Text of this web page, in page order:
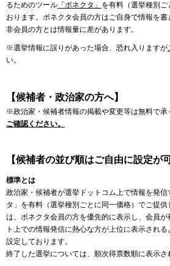
るためのツール 「ボネクタ」 を有料（選挙種別
おります。ボネクタ会員の方はご自身で情報を書
非会員の方とは情報量に差があります。
※選挙情報に誤りがあった場合、恐れ入りますが
い。
【候補者・政治家の方へ】
※政治家・候補者情報の掲載や変更等は無料で承
ご確認ください。
【候補者の並び順はご自由に設定が
標準とは
政治家・候補者が選挙ドットコム上で情報を発
タ」を有料（選挙種別ごとに同一価格）でご提
は、ボネクタ会員の方を優先的に表示し、会員
ト上での情報発信に熱心な方が上位に表示され
設定しております。
終了した選挙については、順次得票数順に表示さ